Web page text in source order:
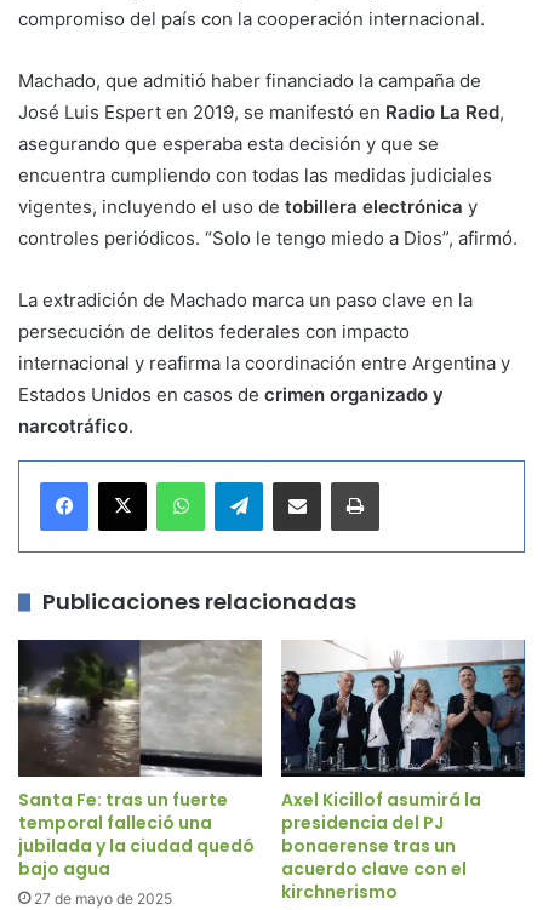
compromiso del país con la cooperación internacional.
Machado, que admitió haber financiado la campaña de
José Luis Espert en 2019, se manifestó en Radio La Red,
asegurando que esperaba esta decisión y que se
encuentra cumpliendo con todas las medidas judiciales
vigentes, incluyendo el uso de tobillera electrónica y
controles periódicos. “Solo le tengo miedo a Dios”, afirmó.
La extradición de Machado marca un paso clave en la
persecución de delitos federales con impacto
internacional y reafirma la coordinación entre Argentina y
Estados Unidos en casos de crimen organizado y
narcotráfico.
Telegram
Publicaciones relacionadas
Santa Fe: tras un fuerte
temporal falleció una
jubilada y la ciudad quedó
bajo agua
27 de mayo de 2025
Axel Kicillof asumirá la
presidencia del PJ
bonaerense tras un
acuerdo clave con el
kirchnerismo